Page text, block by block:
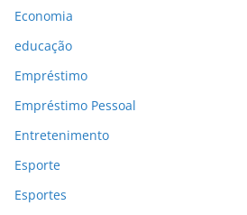
Economia
educação
Empréstimo
Empréstimo Pessoal
Entretenimento
Esporte
Esportes